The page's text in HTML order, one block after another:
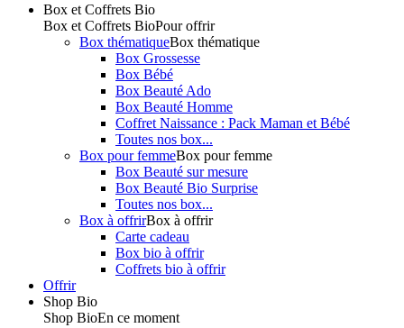
Box et Coffrets Bio
Box et Coffrets BioPour offrir
Box thématiqueBox thématique
Box Grossesse
Box Bébé
Box Beauté Ado
Box Beauté Homme
Coffret Naissance : Pack Maman et Bébé
Toutes nos box...
Box pour femmeBox pour femme
Box Beauté sur mesure
Box Beauté Bio Surprise
Toutes nos box...
Box à offrirBox à offrir
Carte cadeau
Box bio à offrir
Coffrets bio à offrir
Offrir
Shop Bio
Shop BioEn ce moment